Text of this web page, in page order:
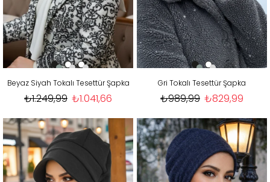
Beyaz Siyah Tokalı Tesettür Şapka
₺1.041,66
₺1.249,99
Gri Tokalı Tesettür Şapka
₺829,99
₺989,99